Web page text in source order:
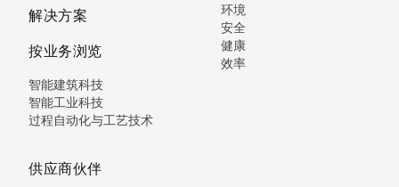
解决方案
按业务浏览
智能建筑科技
智能工业科技
过程自动化与工艺技术
供应商伙伴
环境
安全
健康
效率